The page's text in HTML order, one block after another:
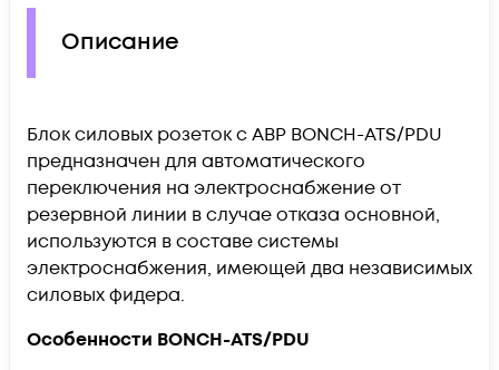
Описание
Блок силовых розеток с АВР BONCH-ATS/PDU
предназначен для автоматического
переключения на электроснабжение от
резервной линии в случае отказа основной,
используются в составе системы
электроснабжения, имеющей два независимых
силовых фидера.
Особенности BONCH-ATS/PDU